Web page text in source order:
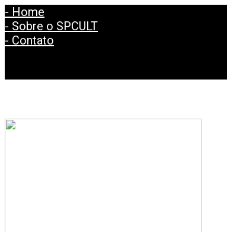
- Home
- Sobre o SPCULT
- Contato